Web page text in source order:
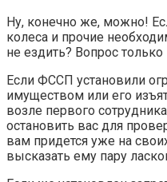
Ну, конечно же, можно!
колеса и прочие
не ездить? Вопрос
Если ФССП установили
имуществом или его
возле первого
остановить вас для
вам придется уже на
высказать ему пару